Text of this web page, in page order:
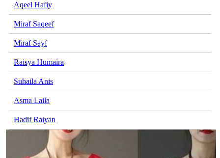
Aqeel Hafiy
Miraf Saqeef
Miraf Sayf
Raisya Humaira
Suhaila Anis
Asma Laila
Hadif Raiyan